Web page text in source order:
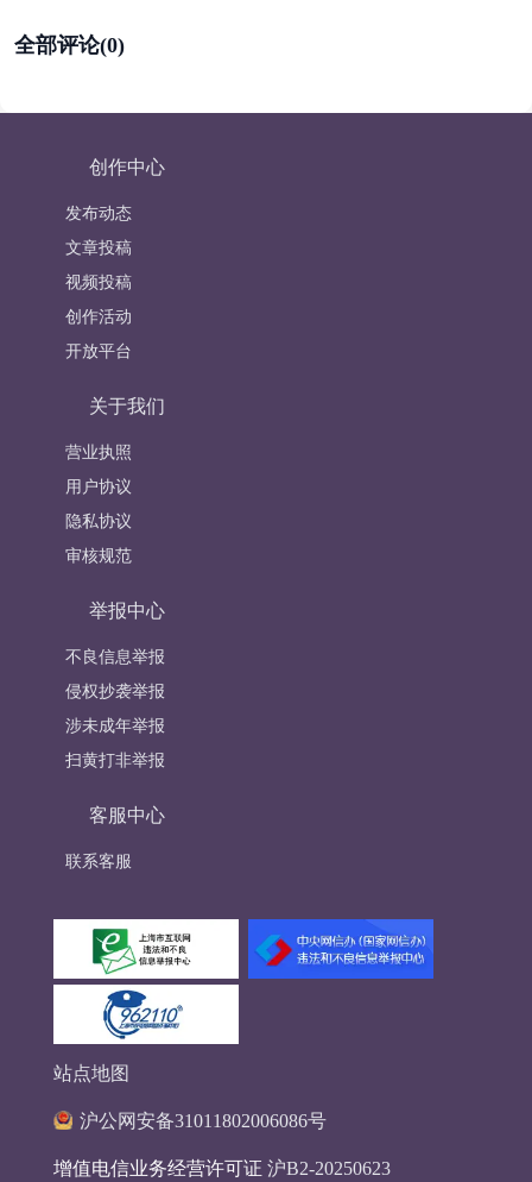
全部评论(0)
创作中心
发布动态
文章投稿
视频投稿
创作活动
开放平台
关于我们
营业执照
用户协议
隐私协议
审核规范
举报中心
不良信息举报
侵权抄袭举报
涉未成年举报
扫黄打非举报
客服中心
联系客服
站点地图
沪公网安备31011802006086号
增值电信业务经营许可证 沪B2-20250623